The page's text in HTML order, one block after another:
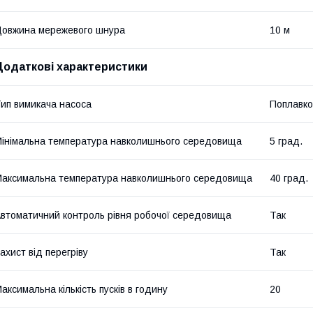
мережевого шнура 10 м
характеристики
вимикача насоса
температура навколишнього середовища 5 град.
температура навколишнього середовища 40 град.
контроль рівня робочої середовища Так
від перегріву Так
кількість пусків в годину 20